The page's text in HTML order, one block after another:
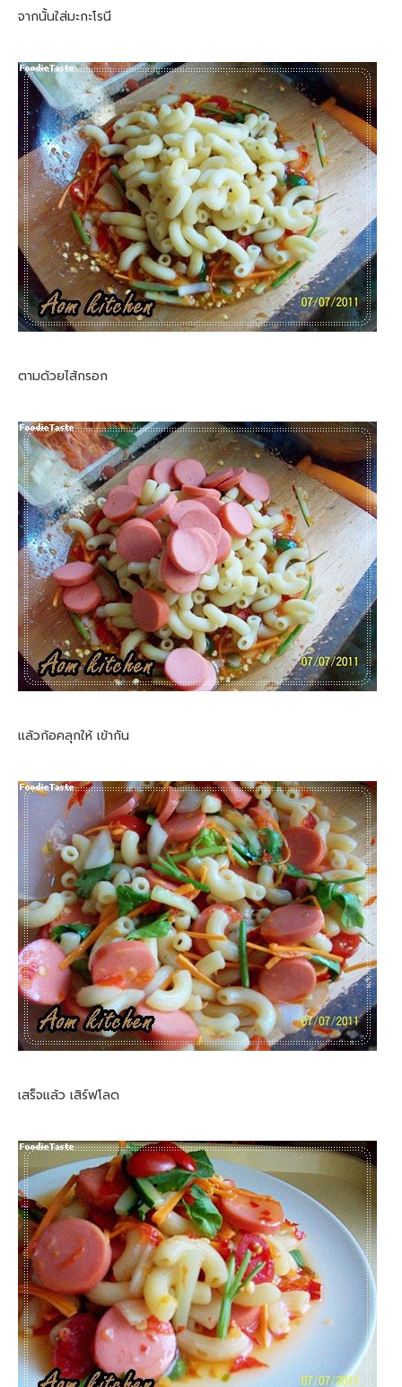
จากนั้นใส่มะกะโรนี
ตามด้วยไส้กรอก
แล้วก้อคลุกให้ เข้ากัน
เสร็จแล้ว เสิร์ฟโลด